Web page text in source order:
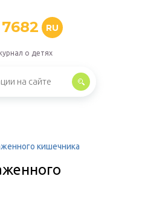
7682 RU
о детях
кишечника